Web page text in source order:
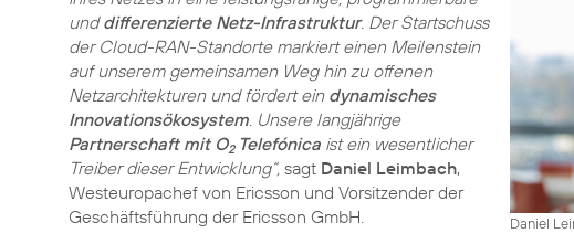
Daniel
unddifferenzierte Netz-Infrastruktur. Der Startschuss
der Cloud-RAN-Standorte markiert einen Meilenstein
auf unserem gemeinsamen Weg hin zu offenen
Netzarchitekturen und fördert ein dynamisches
Innovationsökosystem. Unsere langjährige
Partnerschaft mit O2Telefónica ist ein wesentlicher
Treiber dieser Entwicklung“, sagt Daniel Leimbach,
Westeuropachef von Ericsson und Vorsitzender der
Geschäftsführung der Ericsson GmbH.